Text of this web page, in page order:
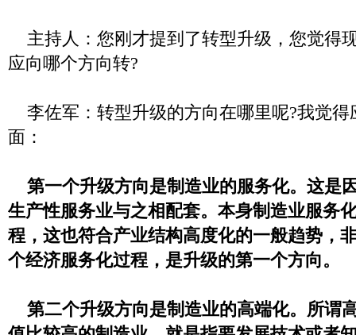
主持人：您刚才提到了转型升级，您觉得
应向哪个方向转?
李佐军：转型升级的方向在哪里呢?我觉得
面：
第一个升级方向是制造业的服务化。这是
生产性服务业与之相配套。本身制造业服务
程，这也符合产业结构高度化的一般趋势，
个经济服务化过程，是升级的第一个方向。
第二个升级方向是制造业的高端化。所谓